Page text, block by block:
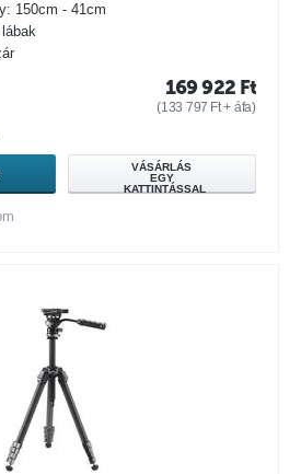
150cm - 41cm
169 922 Ft
(133 797 Ft+ áfa)
VÁSÁRLÁS
EGY
KATTINTÁSSAL